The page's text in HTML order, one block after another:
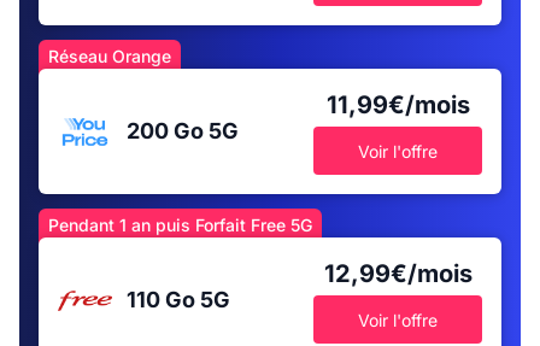
Réseau Orange
200 Go 5G
11,99€/mois
Voir l'offre
Pendant 1 an puis Forfait Free 5G
110 Go 5G
12,99€/mois
Voir l'offre